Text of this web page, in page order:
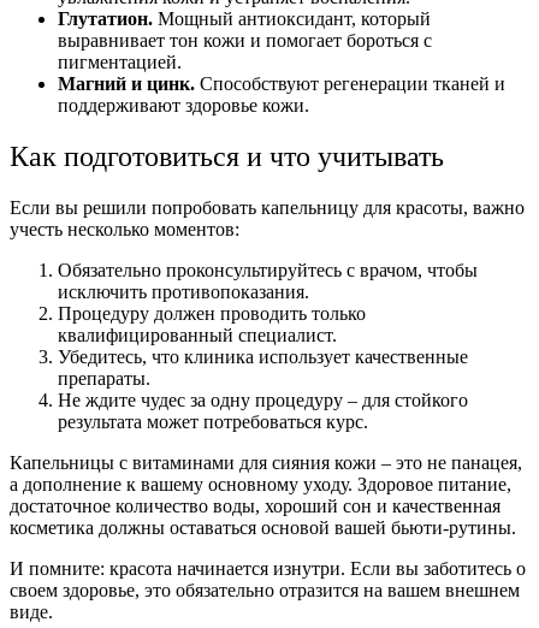
Глутатион. Мощный антиоксидант, который
выравнивает тон кожи и помогает бороться с
пигментацией.
Магний и цинк. Способствуют регенерации тканей и
поддерживают здоровье кожи.
Как подготовиться и что учитывать
Если вы решили попробовать капельницу для красоты, важно
учесть несколько моментов:
Обязательно проконсультируйтесь с врачом, чтобы
исключить противопоказания.
Процедуру должен проводить только
квалифицированный специалист.
Убедитесь, что клиника использует качественные
препараты.
Не ждите чудес за одну процедуру – для стойкого
результата может потребоваться курс.
Капельницы с витаминами для сияния кожи – это не панацея,
а дополнение к вашему основному уходу. Здоровое питание,
достаточное количество воды, хороший сон и качественная
косметика должны оставаться основой вашей бьюти-рутины.
И помните: красота начинается изнутри. Если вы заботитесь о
своем здоровье, это обязательно отразится на вашем внешнем
виде.